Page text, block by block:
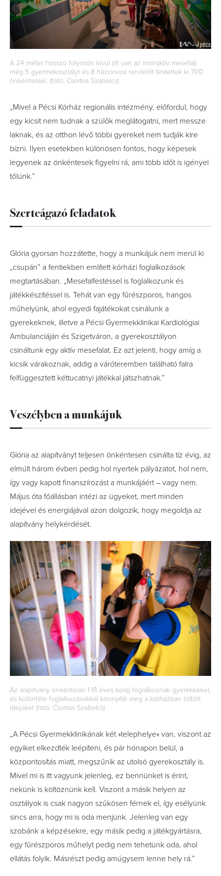
A 24 méter hosszú folyosón kívül (itt van az interaktív mesefal)
még 5 gyermekosztályt és 8 háziorvosi rendelőt festettek ki 700
önkéntessel. (fotó: Csortos Szabolcs)
„Mivel a Pécsi Kórház regionális intézmény, előfordul, hogy
egy kicsit nem tudnak a szülők meglátogatni, mert messze
laknak, és az otthon lévő többi gyereket nem tudják kire
bízni. Ilyen esetekben különösen fontos, hogy képesek
legyenek az önkéntesek figyelni rá, ami több időt is igényel
tőlünk.”
Szerteágazó feladatok
Glória gyorsan hozzátette, hogy a munkájuk nem merül ki
„csupán” a fentiekben említett kórházi foglalkozások
megtartásában. „Mesefalfestéssel is foglalkozunk és
játékkészítéssel is. Tehát van egy fűrészporos, hangos
műhelyünk, ahol egyedi fajátékokat csinálunk a
gyerekeknek, illetve a Pécsi Gyermekklinikai Kardiológiai
Ambulanciáján és Szigetváron, a gyerekosztályon
csináltunk egy aktív mesefalat. Ez azt jelenti, hogy amíg a
kicsik várakoznak, addig a váróteremben található falra
felfüggesztett kéttucatnyi játékkal játszhatnak.”
Veszélyben a munkájuk
Glória az alapítványt teljesen önkéntesen csinálta tíz évig, az
elmúlt három évben pedig hol nyertek pályázatot, hol nem,
így vagy kapott finanszírozást a munkájáért – vagy nem.
Május óta főállásban intézi az ügyeket, mert minden
idejével és energiájával azon dolgozik, hogy megoldja az
alapítvány helykérdését.
Az alapítvány önkéntesei 1-18 éves korig foglalkoznak gyerekekkel,
és különféle foglalkozásokkal könnyítik meg a kórházban töltött
idejüket (fotó: Csortos Szabolcs)
„A Pécsi Gyermekklinikának két »telephelye« van, viszont az
egyiket elkezdték leépíteni, és pár hónapon belül, a
központosítás miatt, megszűnik az utolsó gyerekosztály is.
Mivel mi is itt vagyunk jelenleg, ez bennünket is érint,
nekünk is költöznünk kell. Viszont a másik helyen az
osztályok is csak nagyon szűkösen férnek el, így esélyünk
sincs arra, hogy mi is oda menjünk. Jelenleg van egy
szobánk a képzésekre, egy másik pedig a játékgyártásra,
egy fűrészporos műhelyt pedig nem tehetünk oda, ahol
ellátás folyik. Másrészt pedig amúgysem lenne hely rá.”